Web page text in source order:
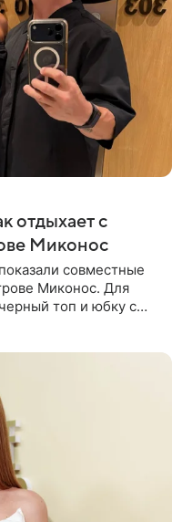
отдыхает с
Миконос
совместные
Миконос. Для
топ и юбку с